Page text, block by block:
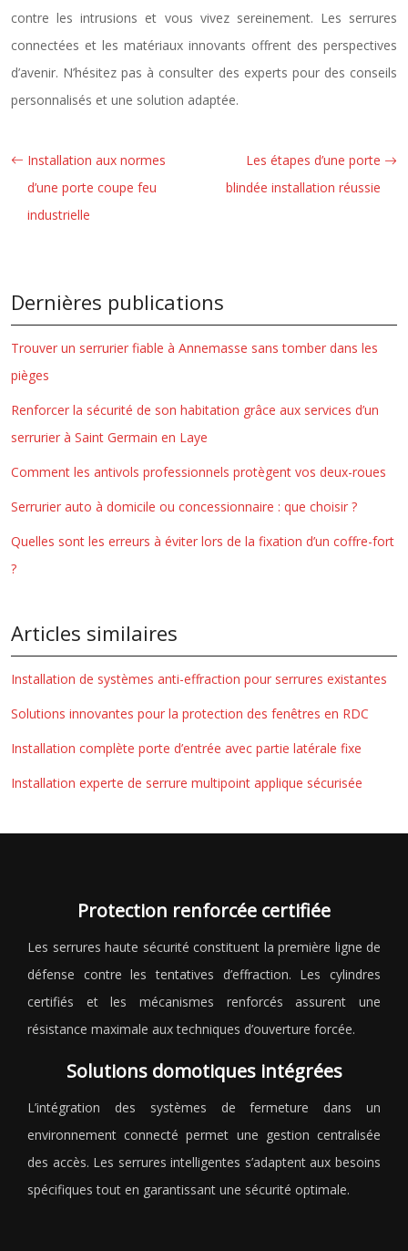
contre les intrusions et vous vivez sereinement. Les serrures
connectées et les matériaux innovants offrent des perspectives
d’avenir. N’hésitez pas à consulter des experts pour des conseils
personnalisés et une solution adaptée.
Installation aux normes
d’une porte coupe feu
industrielle
Les étapes d’une porte
blindée installation réussie
Dernières publications
Trouver un serrurier fiable à Annemasse sans tomber dans les
pièges
Renforcer la sécurité de son habitation grâce aux services d’un
serrurier à Saint Germain en Laye
Comment les antivols professionnels protègent vos deux-roues
Serrurier auto à domicile ou concessionnaire : que choisir ?
Quelles sont les erreurs à éviter lors de la fixation d’un coffre-fort
?
Articles similaires
Installation de systèmes anti-effraction pour serrures existantes
Solutions innovantes pour la protection des fenêtres en RDC
Installation complète porte d’entrée avec partie latérale fixe
Installation experte de serrure multipoint applique sécurisée
Protection renforcée certifiée
Les serrures haute sécurité constituent la première ligne de
défense contre les tentatives d’effraction. Les cylindres
certifiés et les mécanismes renforcés assurent une
résistance maximale aux techniques d’ouverture forcée.
Solutions domotiques intégrées
L’intégration des systèmes de fermeture dans un
environnement connecté permet une gestion centralisée
des accès. Les serrures intelligentes s’adaptent aux besoins
spécifiques tout en garantissant une sécurité optimale.